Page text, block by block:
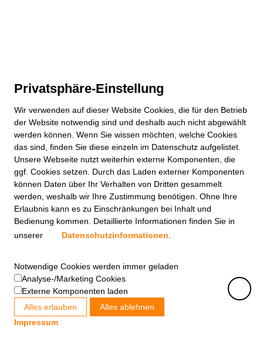
Privatsphäre-Einstellung
Wir verwenden auf dieser Website Cookies, die für den Betrieb
der Website notwendig sind und deshalb auch nicht abgewählt
werden können. Wenn Sie wissen möchten, welche Cookies
das sind, finden Sie diese einzeln im Datenschutz aufgelistet.
Unsere Webseite nutzt weiterhin externe Komponenten, die
ggf. Cookies setzen. Durch das Laden externer Komponenten
können Daten über Ihr Verhalten von Dritten gesammelt
werden, weshalb wir Ihre Zustimmung benötigen. Ohne Ihre
Erlaubnis kann es zu Einschränkungen bei Inhalt und
Bedienung kommen. Detaillierte Informationen finden Sie in
unserer
Datenschutzinformationen.
Notwendige Cookies werden immer geladen
Analyse-/Marketing Cookies
Externe Komponenten laden
Alles erlauben
Alles ablehnen
Impressum